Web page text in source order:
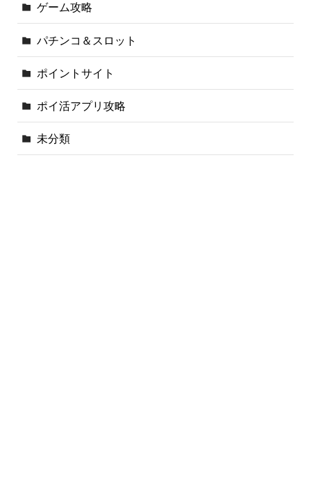
ゲーム攻略
パチンコ＆スロット
ポイントサイト
ポイ活アプリ攻略
未分類